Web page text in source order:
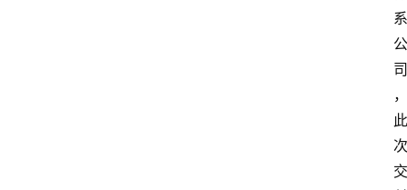
系
公
司
，
此
次
交